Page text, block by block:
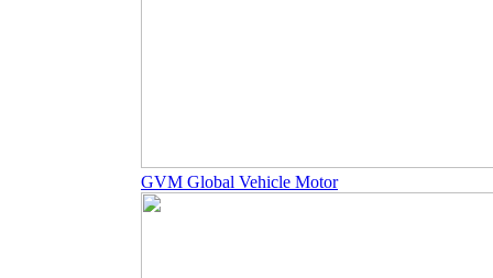
GVM Global Vehicle Motor